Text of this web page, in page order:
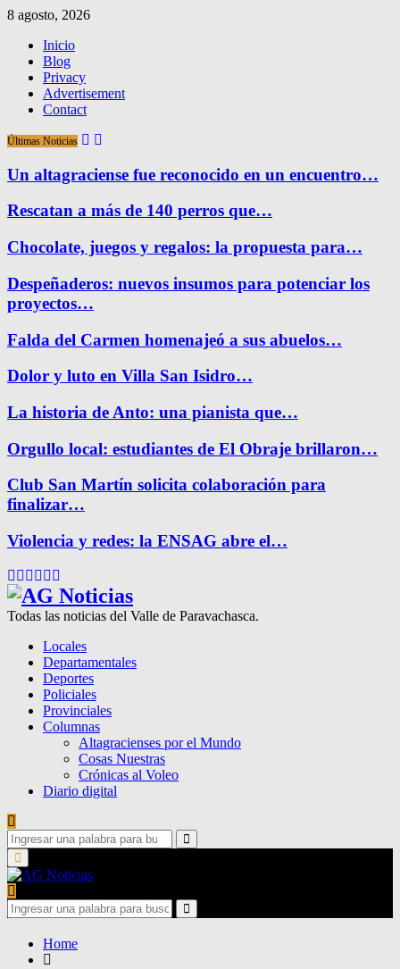
8 agosto, 2026
Inicio
Blog
Privacy
Advertisement
Contact
Últimas Noticias
Un altagraciense fue reconocido en un encuentro…
Rescatan a más de 140 perros que…
Chocolate, juegos y regalos: la propuesta para…
Despeñaderos: nuevos insumos para potenciar los
proyectos…
Falda del Carmen homenajeó a sus abuelos…
Dolor y luto en Villa San Isidro…
La historia de Anto: una pianista que…
Orgullo local: estudiantes de El Obraje brillaron…
Club San Martín solicita colaboración para
finalizar…
Violencia y redes: la ENSAG abre el…
Facebook
Twitter
Instagram
Pinterest
Google
Todas las noticias del Valle de Paravachasca.
Locales
Departamentales
Deportes
Policiales
Provinciales
Columnas
Altagracienses por el Mundo
Cosas Nuestras
Crónicas al Voleo
Diario digital
Search
for:
Search
Primary
Menu
Search
for:
Search
Home